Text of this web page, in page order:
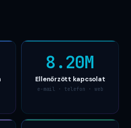
8.20M
Ellenőrzött kapcsolat
e-mail · telefon · web